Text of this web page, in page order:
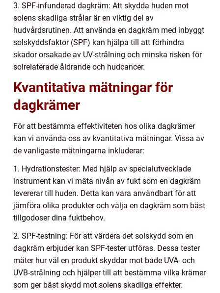
3. SPF-infunderad dagkräm: Att skydda huden mot
solens skadliga strålar är en viktig del av
hudvårdsrutinen. Att använda en dagkräm med inbyggt
solskyddsfaktor (SPF) kan hjälpa till att förhindra
skador orsakade av UV-strålning och minska risken för
solrelaterade åldrande och hudcancer.
Kvantitativa mätningar för
dagkrämer
För att bestämma effektiviteten hos olika dagkrämer
kan vi använda oss av kvantitativa mätningar. Vissa av
de vanligaste mätningarna inkluderar:
1. Hydrationstester: Med hjälp av specialutvecklade
instrument kan vi mäta nivån av fukt som en dagkräm
levererar till huden. Detta kan vara användbart för att
jämföra olika produkter och välja en dagkräm som bäst
tillgodoser dina fuktbehov.
2. SPF-testning: För att värdera det solskydd som en
dagkräm erbjuder kan SPF-tester utföras. Dessa tester
mäter hur väl en produkt skyddar mot både UVA- och
UVB-strålning och hjälper till att bestämma vilka krämer
som ger bäst skydd mot solens skadliga effekter.